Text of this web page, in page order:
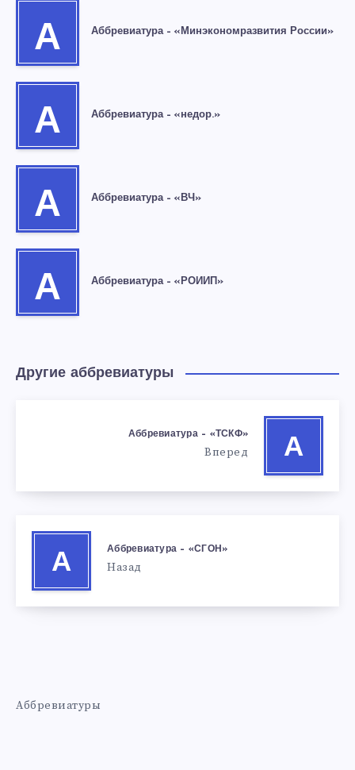
А Аббревиатура – «Минэкономразвития России»
А Аббревиатура – «недор.»
А Аббревиатура – «ВЧ»
А Аббревиатура – «РОИИП»
Другие аббревиатуры
А
Аббревиатура – «ТСКФ»
Вперед
А
Аббревиатура – «СГОН»
Назад
Аббревиатуры